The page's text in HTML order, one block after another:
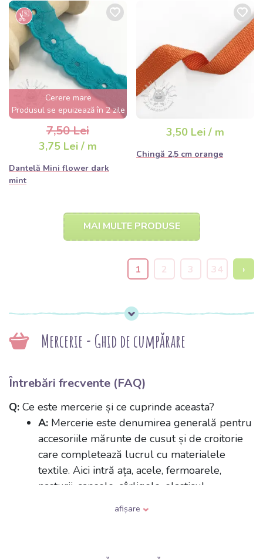
Cerere mare
Produsul se epuizează în 2 zile
7,50 Lei
3,75 Lei / m
Dantelă Mini flower dark
mint
3,50 Lei / m
Chingă 2,5 cm orange
MAI MULTE PRODUSE
1 2 3 34 ›
Mercerie - Ghid de cumpărare
Întrebări frecvente (FAQ)
Q: Ce este mercerie și ce cuprinde aceasta?
A: Mercerie este denumirea generală pentru
accesoriile mărunte de cusut și de croitorie
care completează lucrul cu materialele
textile. Aici intră ața, acele, fermoarele,
nasturii, capsele, cârligele, elasticul,
panglicile, bentițele de biais, banda velcro
(arici) și diverse elemente decorative. Sunt
afișare